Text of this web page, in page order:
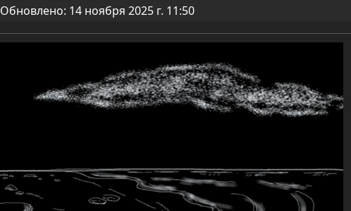
Обновлено: 14 ноября 2025 г. 11:50